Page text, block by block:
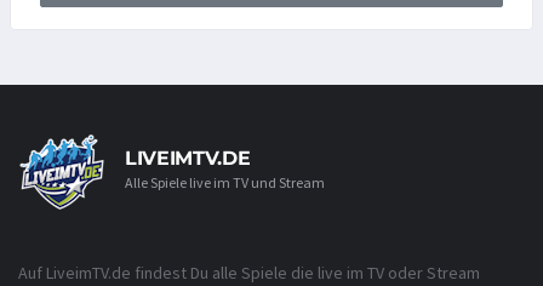
LIVEIMTV.DE
Alle Spiele live im TV und Stream
Auf LiveimTV.de findest Du alle Spiele die live im TV oder Stream